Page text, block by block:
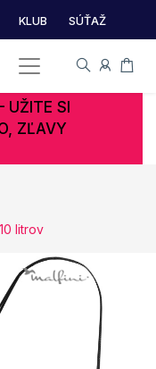
KLUB SÚŤAŽ
UŽITE SI
ZĽAVY
litrov